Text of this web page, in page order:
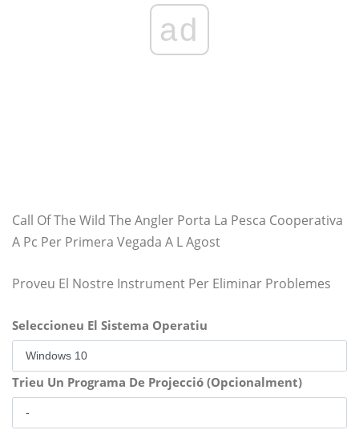
ad
Call Of The Wild The Angler Porta La Pesca Cooperativa
A Pc Per Primera Vegada A L Agost
Proveu El Nostre Instrument Per Eliminar Problemes
Seleccioneu El Sistema Operatiu
Trieu Un Programa De Projecció (Opcionalment)